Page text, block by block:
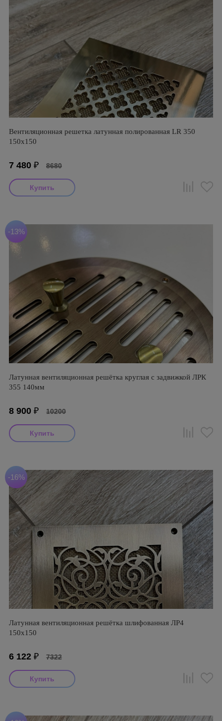
Вентиляционная решетка латунная полированная LR 350
150х150
7 480 ₽ 8680
-13%
Латунная вентиляционная решётка круглая с задвижкой ЛРК
355 140мм
8 900 ₽ 10200
-16%
Латунная вентиляционная решётка шлифованная ЛР4
150х150
6 122 ₽ 7322